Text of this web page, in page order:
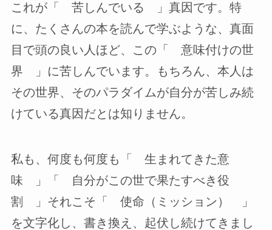
これが「 苦しんでいる 」真因です。特
に、たくさんの本を読んで学ぶような、真面
目で頭の良い人ほど、この「 意味付けの世
界 」に苦しんでいます。もちろん、本人は
その世界、そのパラダイムが自分が苦しみ続
けている真因だとは知りません。
私も、何度も何度も「 生まれてきた意
味 」「 自分がこの世で果たすべき役
割 」それこそ「 使命（ミッション） 」
を文字化し、書き換え、起伏し続けてきまし